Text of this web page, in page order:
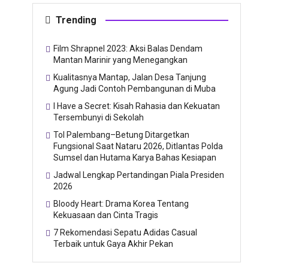
Trending
Film Shrapnel 2023: Aksi Balas Dendam
Mantan Marinir yang Menegangkan
Kualitasnya Mantap, Jalan Desa Tanjung
Agung Jadi Contoh Pembangunan di Muba
I Have a Secret: Kisah Rahasia dan Kekuatan
Tersembunyi di Sekolah
Tol Palembang–Betung Ditargetkan
Fungsional Saat Nataru 2026, Ditlantas Polda
Sumsel dan Hutama Karya Bahas Kesiapan
Jadwal Lengkap Pertandingan Piala Presiden
2026
Bloody Heart: Drama Korea Tentang
Kekuasaan dan Cinta Tragis
7 Rekomendasi Sepatu Adidas Casual
Terbaik untuk Gaya Akhir Pekan